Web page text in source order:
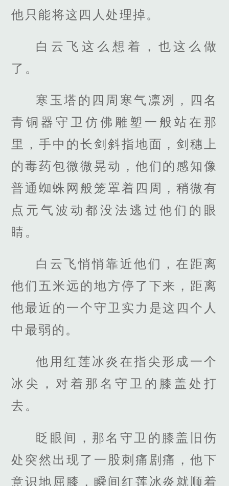
他只能将这四人处理掉。
白云飞这么想着，也这么做
了。
寒玉塔的四周寒气凛冽，四名
青铜器守卫仿佛雕塑一般站在那
里，手中的长剑斜指地面，剑穗上
的毒药包微微晃动，他们的感知像
普通蜘蛛网般笼罩着四周，稍微有
点元气波动都没法逃过他们的眼
睛。
白云飞悄悄靠近他们，在距离
他们五米远的地方停了下来，距离
他最近的一个守卫实力是这四个人
中最弱的。
他用红莲冰炎在指尖形成一个
冰尖，对着那名守卫的膝盖处打
去。
眨眼间，那名守卫的膝盖旧伤
处突然出现了一股刺痛剧痛，他下
意识地屈膝，瞬间红莲冰炎就顺着